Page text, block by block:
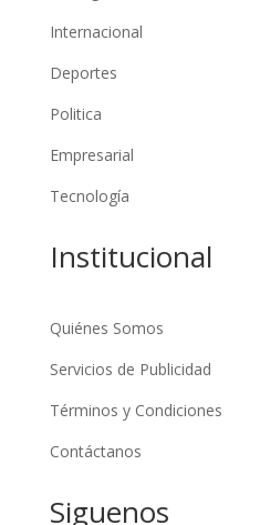
Internacional
Deportes
Politica
Empresarial
Tecnología
Institucional
Quiénes Somos
Servicios de Publicidad
Términos y Condiciones
Contáctanos
Siguenos